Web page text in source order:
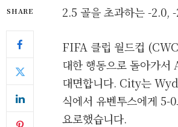
SHARE 2.5 골을 초과하는 -2.0,
FIFA 클럽 월드컵
대한 행동으로 돌아가
대면합니다. City는
식에서 유벤투스에게 5-
요로했습니다.